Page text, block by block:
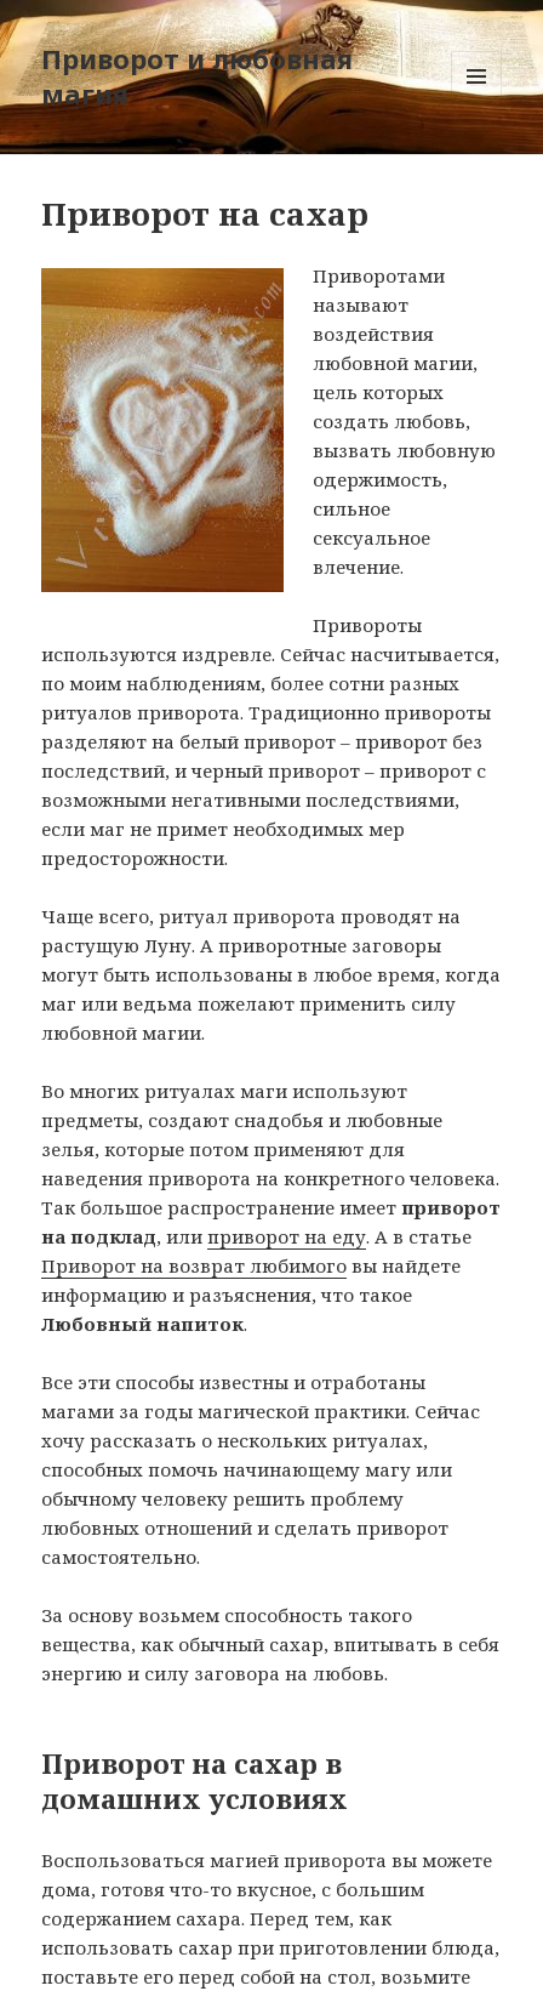
Приворот и любовная
магия
МЕНЮ
И
ВИДЖЕТЫ
Приворот на сахар
Приворотами
называют
воздействия
любовной магии,
цель которых
создать любовь,
вызвать любовную
одержимость,
сильное
сексуальное
влечение.
Привороты
используются издревле. Сейчас насчитывается,
по моим наблюдениям, более сотни разных
ритуалов приворота. Традиционно привороты
разделяют на белый приворот – приворот без
последствий, и черный приворот – приворот с
возможными негативными последствиями,
если маг не примет необходимых мер
предосторожности.
Чаще всего, ритуал приворота проводят на
растущую Луну. А приворотные заговоры
могут быть использованы в любое время, когда
маг или ведьма пожелают применить силу
любовной магии.
Во многих ритуалах маги используют
предметы, создают снадобья и любовные
зелья, которые потом применяют для
наведения приворота на конкретного человека.
Так большое распространение имеетприворот
на подклад, илиприворот на еду. А в статье
Приворот на возврат любимого вы найдете
информацию и разъяснения, что такое
Любовный напиток.
Все эти способы известны и отработаны
магами за годы магической практики. Сейчас
хочу рассказать о нескольких ритуалах,
способных помочь начинающему магу или
обычному человеку решить проблему
любовных отношений и сделать приворот
самостоятельно.
За основу возьмем способность такого
вещества, как обычный сахар, впитывать в себя
энергию и силу заговора на любовь.
Приворот на сахар в
домашних условиях
Воспользоваться магией приворота вы можете
дома, готовя что-то вкусное, с большим
содержанием сахара. Перед тем, как
использовать сахар при приготовлении блюда,
поставьте его перед собой на стол, возьмите